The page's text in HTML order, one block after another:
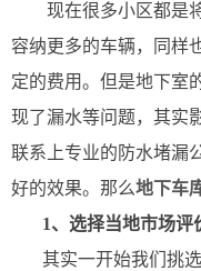
现在很多小区都是将
容纳更多的车辆，同样
定的费用。但是地下室
现了漏水等问题，其实
联系上专业的防水堵漏
好的效果。那么地下车
1、选择当地市场评
其实一开始我们挑